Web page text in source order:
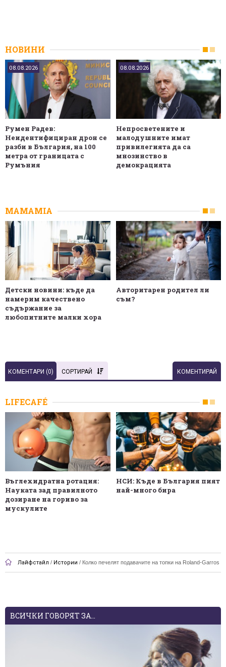
НОВИНИ
08.08.2026
Румен Радев:
Неидентифициран дрон се
разби в България, на 100
метра от границата с
Румъния
08.08.2026
Непросветените и
малодушните имат
привилегията да са
мнозинство в
демокрацията
MAMAMIA
Детски новини: къде да
намерим качествено
съдържание за
любопитните малки хора
Авторитарен родител ли
съм?
КОМЕНТАРИ (0) СОРТИРАЙ КОМЕНТИРАЙ
LIFECAFÉ
Въглехидратна ротация:
Науката зад правилното
дозиране на гориво за
мускулите
НСИ: Къде в България пият
най-много бира
Лайфстайл / Истории / Колко печелят подавачите на топки на Roland-Garros
ВСИЧКИ ГОВОРЯТ ЗА...